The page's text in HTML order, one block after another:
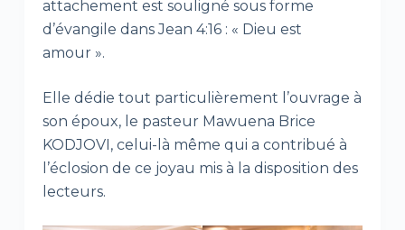
attachement est souligné sous forme
d’évangile dans Jean 4:16 : « Dieu est
amour ».
Elle dédie tout particulièrement l’ouvrage à
son époux, le pasteur Mawuena Brice
KODJOVI, celui-là même qui a contribué à
l’éclosion de ce joyau mis à la disposition des
lecteurs.